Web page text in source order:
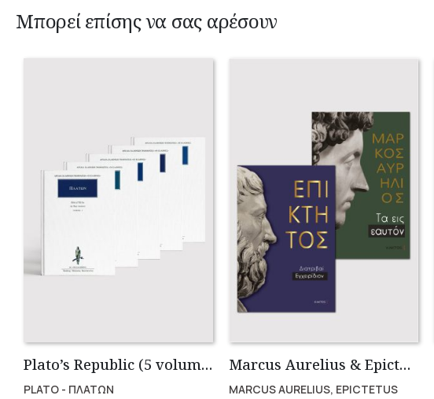
Μπορεί επίσης να σας αρέσουν
Plato’s Republic (5 volumes)
PLATO - ΠΛΑΤΩΝ
Marcus Aurelius & Epictetus (Compact works in Greek)
MARCUS AURELIUS, EPICTETUS